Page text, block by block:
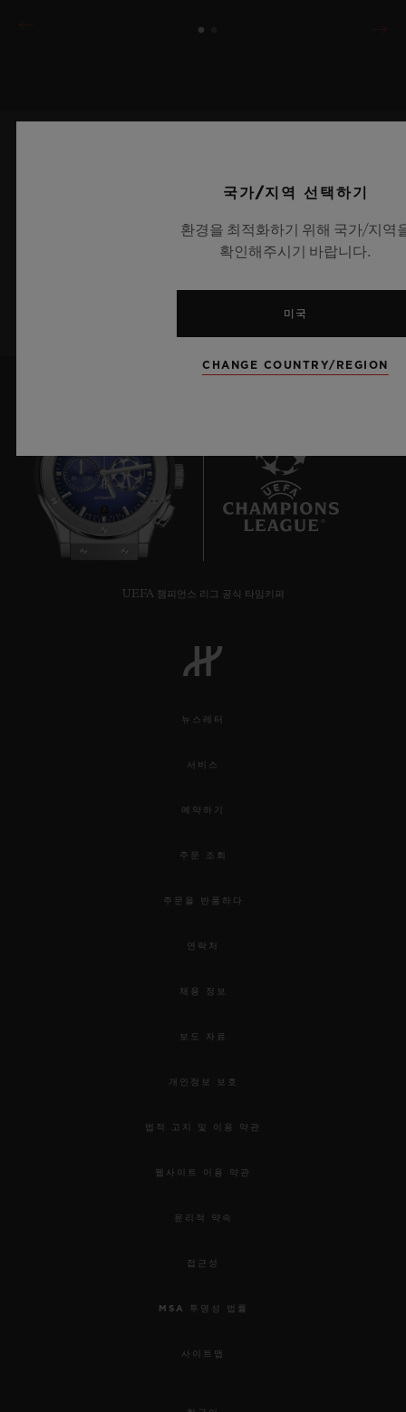
UEFA 챔피언스 리그 공식 타임키퍼
뉴스레터
서비스
예약하기
주문 조회
주문을 반품하다
연락처
채용 정보
보도 자료
개인정보 보호
법적 고지 및 이용 약관
웹사이트 이용 약관
윤리적 약속
접근성
MSA 투명성 법률
사이트맵
국가/지역 선택하기
환경을 최적화하기 위해 국가/지역
확인해주시기 바랍니다.
미국
CHANGE COUNTRY/REGION